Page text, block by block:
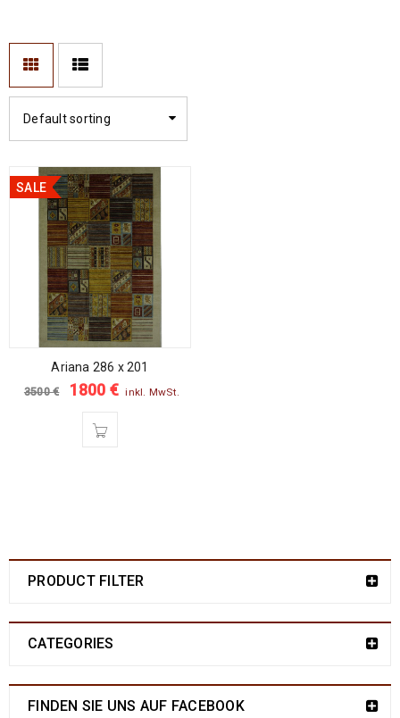
Default sorting
SALE
Ariana 286 x 201
3500€ 1800 € inkl. MwSt.
PRODUCT FILTER
CATEGORIES
FINDEN SIE UNS AUF FACEBOOK